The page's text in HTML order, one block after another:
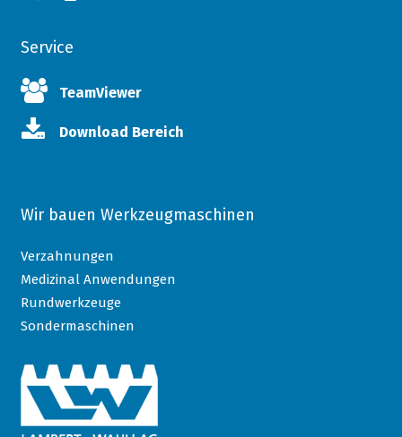
Service
TeamViewer
Download Bereich
Wir bauen Werkzeugmaschinen
Verzahnungen
Medizinal Anwendungen
Rundwerkzeuge
Sondermaschinen